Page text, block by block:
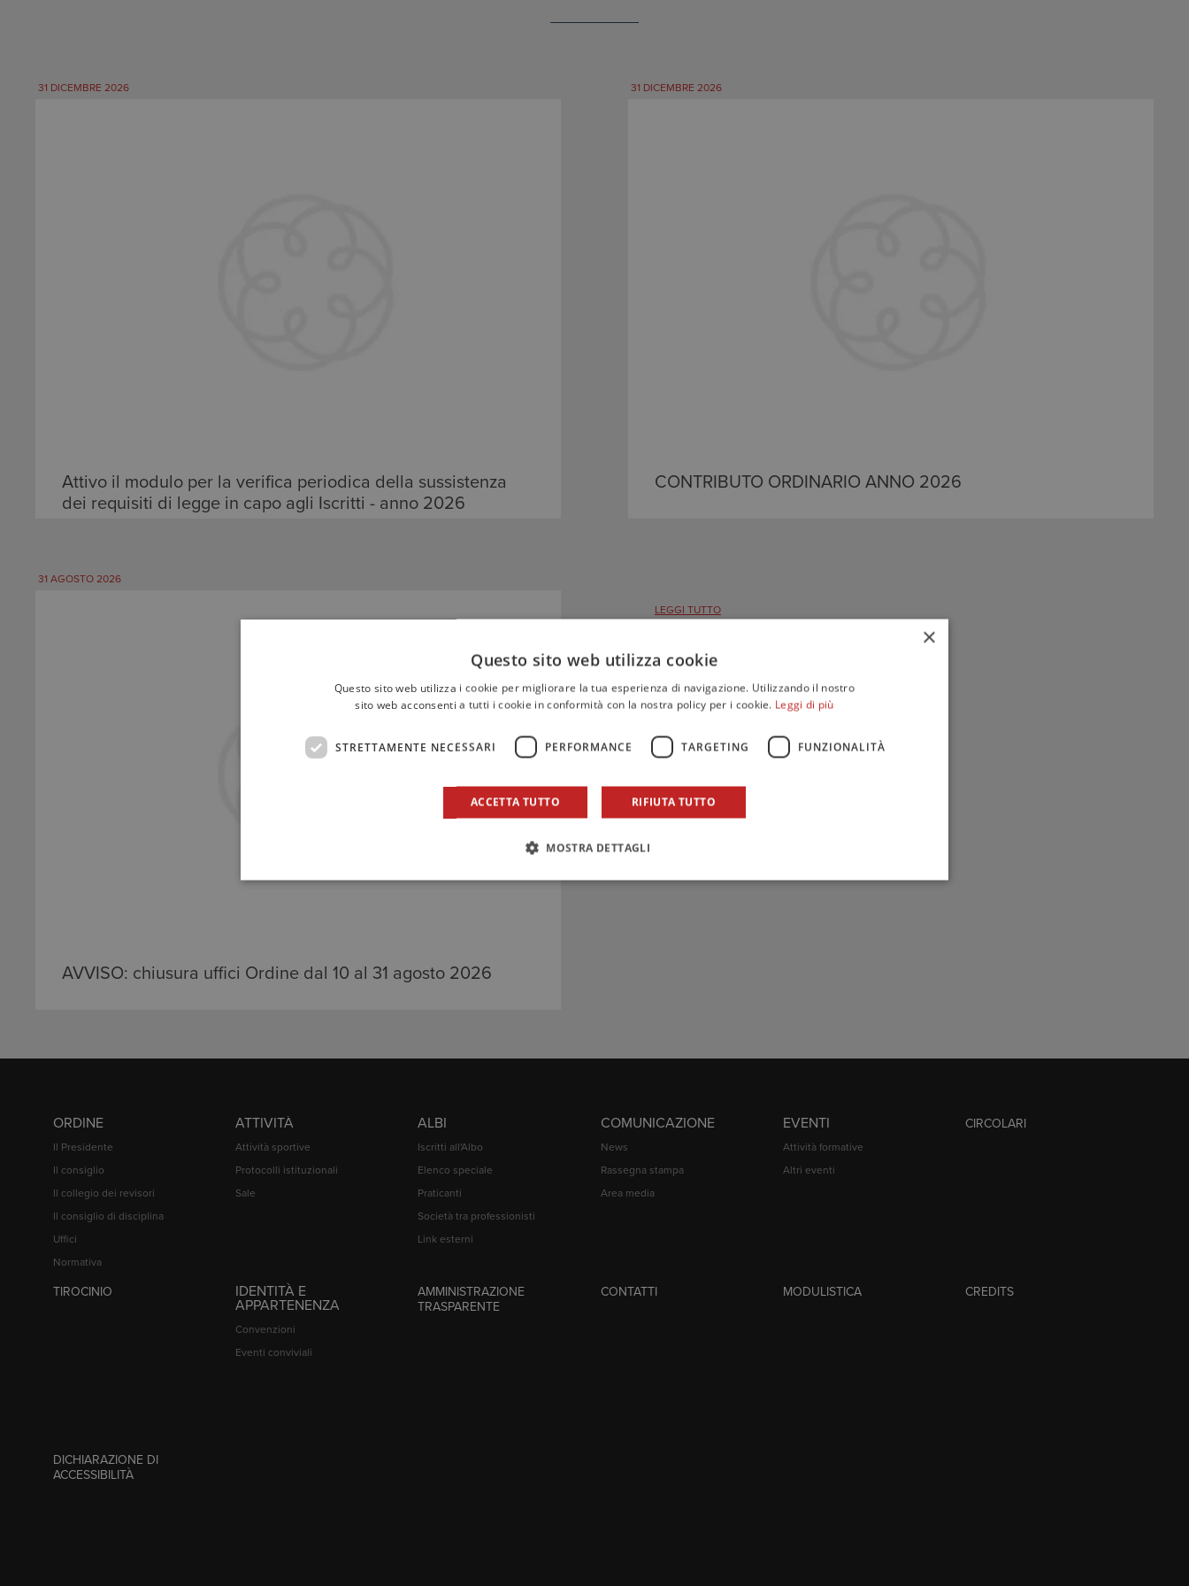
31 DICEMBRE 2026
Attivo il modulo per la verifica periodica della sussistenza
dei requisiti di legge in capo agli Iscritti - anno 2026
31 DICEMBRE 2026
CONTRIBUTO ORDINARIO ANNO 2026
LEGGI TUTTO
31 AGOSTO 2026
AVVISO: chiusura uffici Ordine dal 10 al 31 agosto 2026
ORDINE
Il Presidente
Il consiglio
Il collegio dei revisori
Il consiglio di disciplina
Uffici
Normativa
ATTIVITÀ
Attività sportive
Protocolli istituzionali
Sale
ALBI
Iscritti all'Albo
Elenco speciale
Praticanti
Società tra professionisti
Link esterni
COMUNICAZIONE
News
Rassegna stampa
Area media
EVENTI
Attività formative
Altri eventi
CIRCOLARI
TIROCINIO
IDENTITÀ E
APPARTENENZA
Convenzioni
Eventi conviviali
AMMINISTRAZIONE
TRASPARENTE
CONTATTI MODULISTICA CREDITS
DICHIARAZIONE DI
ACCESSIBILITÀ
×
Questo sito web utilizza cookie
Questo sito web utilizza i cookie per migliorare la tua esperienza di navigazione. Utilizzando il nostro
sito web acconsenti a tutti i cookie in conformità con la nostra policy per i cookie. Leggi di più
STRETTAMENTE NECESSARI PERFORMANCE TARGETING FUNZIONALITÀ
ACCETTA TUTTO RIFIUTA TUTTO
MOSTRA DETTAGLI